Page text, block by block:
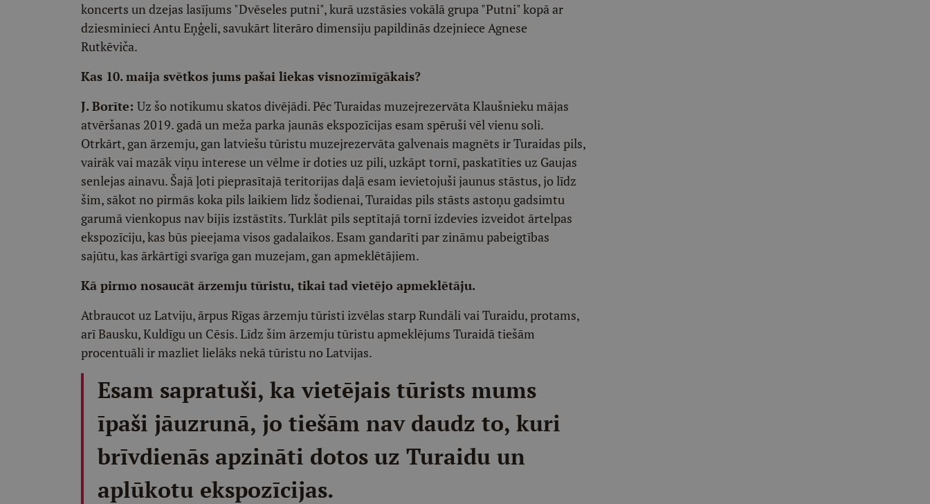
koncerts un dzejas lasījums "Dvēseles putni", kurā uzstāsies vokālā grupa "Putni" kopā ar
dziesminieci Antu Eņģeli, savukārt literāro dimensiju papildinās dzejniece Agnese
Rutkēviča.
Kas 10. maija svētkos jums pašai liekas visnozīmīgākais?
J. Borīte: Uz šo notikumu skatos divējādi. Pēc Turaidas muzejrezervāta Klaušnieku mājas
atvēršanas 2019. gadā un meža parka jaunās ekspozīcijas esam spēruši vēl vienu soli.
Otrkārt, gan ārzemju, gan latviešu tūristu muzejrezervāta galvenais magnēts ir Turaidas pils,
vairāk vai mazāk viņu interese un vēlme ir doties uz pili, uzkāpt tornī, paskatīties uz Gaujas
senlejas ainavu. Šajā ļoti pieprasītajā teritorijas daļā esam ievietojuši jaunus stāstus, jo līdz
šim, sākot no pirmās koka pils laikiem līdz šodienai, Turaidas pils stāsts astoņu gadsimtu
garumā vienkopus nav bijis izstāstīts. Turklāt pils septītajā tornī izdevies izveidot ārtelpas
ekspozīciju, kas būs pieejama visos gadalaikos. Esam gandarīti par zināmu pabeigtības
sajūtu, kas ārkārtīgi svarīga gan muzejam, gan apmeklētājiem.
Kā pirmo nosaucāt ārzemju tūristu, tikai tad vietējo apmeklētāju.
Atbraucot uz Latviju, ārpus Rīgas ārzemju tūristi izvēlas starp Rundāli vai Turaidu, protams,
arī Bausku, Kuldīgu un Cēsis. Līdz šim ārzemju tūristu apmeklējums Turaidā tiešām
procentuāli ir mazliet lielāks nekā tūristu no Latvijas.
Esam sapratuši, ka vietējais tūrists mums
īpaši jāuzrunā, jo tiešām nav daudz to, kuri
brīvdienās apzināti dotos uz Turaidu un
aplūkotu ekspozīcijas.